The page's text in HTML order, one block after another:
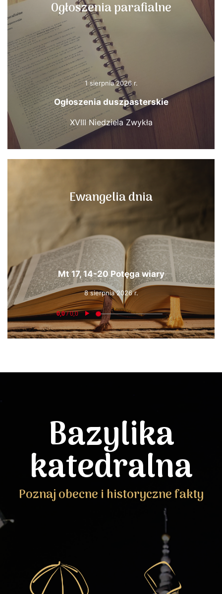
Ogłoszenia parafialne
1 sierpnia 2026 r.
Ogłoszenia duszpasterskie
XVIII Niedziela Zwykła
Ewangelia dnia
Mt 17, 14-20 Potęga wiary
8 sierpnia 2026 r.
Bazylika
katedralna
Poznaj obecne i historyczne fakty